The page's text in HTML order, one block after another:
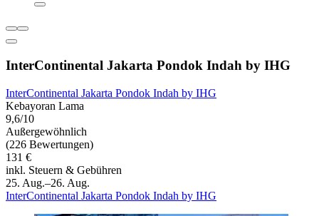
InterContinental Jakarta Pondok Indah by IHG
InterContinental Jakarta Pondok Indah by IHG
Kebayoran Lama
9,6/10
Außergewöhnlich
(226 Bewertungen)
131 €
inkl. Steuern & Gebühren
25. Aug.–26. Aug.
InterContinental Jakarta Pondok Indah by IHG